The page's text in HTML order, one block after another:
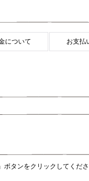
について お支払
タンをクリックしてくだ